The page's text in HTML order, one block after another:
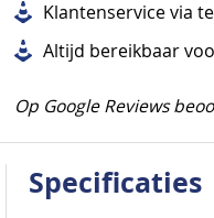
Klantenservice via
Altijd bereikbaar
Op Google Reviews
Specificaties